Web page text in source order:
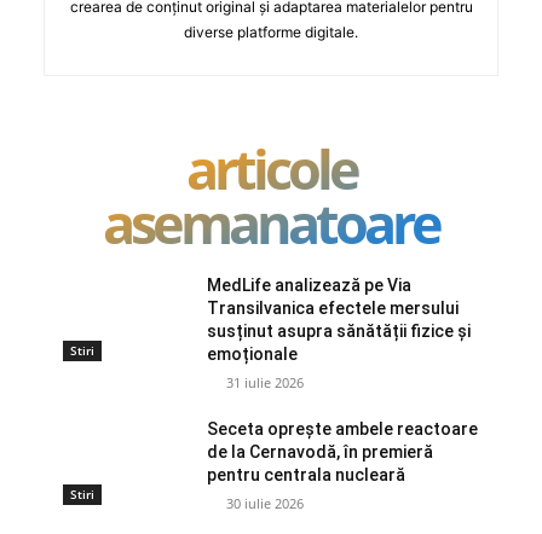
crearea de conținut original și adaptarea materialelor pentru
diverse platforme digitale.
articole
asemanatoare
Stiri
MedLife analizează pe Via
Transilvanica efectele mersului
susținut asupra sănătății fizice și
emoționale
31 iulie 2026
Stiri
Seceta oprește ambele reactoare
de la Cernavodă, în premieră
pentru centrala nucleară
30 iulie 2026